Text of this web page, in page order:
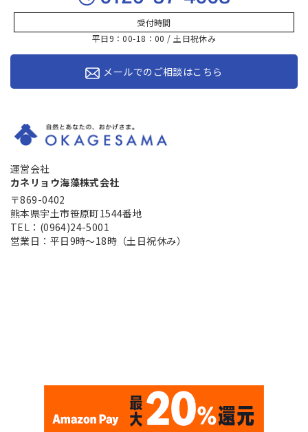
受付時間
平日9：00-18：00 / 土日祝休み
メールでのご相談はこちら
運営会社
カネリョウ海藻株式会社
〒869-0402
熊本県宇土市笹原町1544番地
TEL：(0964)24-5001
営業日：平日9時～18時（土日祝休み）